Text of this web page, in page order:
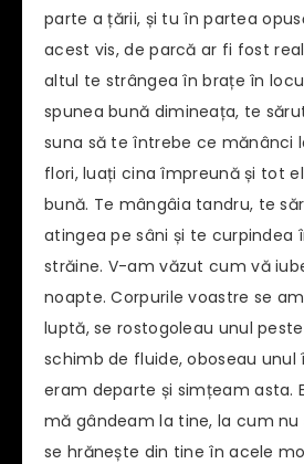
parte a țării, și tu în partea
acest vis, de parcă ar fi fost
altul te strângea în brațe în
spunea bună dimineața, te
suna să te întrebe ce mănânci
flori, luați cina împreună și tot
bună. Te mângâia tandru, te
atingea pe sâni și te curpindea
străine. V-am văzut cum vă
noapte. Corpurile voastre se
luptă, se rostogoleau unul
schimb de fluide, oboseau unul
eram departe și simțeam asta.
mă gândeam la tine, la cum
se hrănește din tine în acele